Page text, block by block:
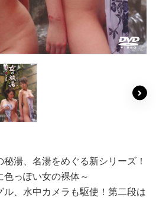
湯、名湯をめぐる新シリーズ！
っぽい女の裸体～
、水中カメラも駆使！第二段は